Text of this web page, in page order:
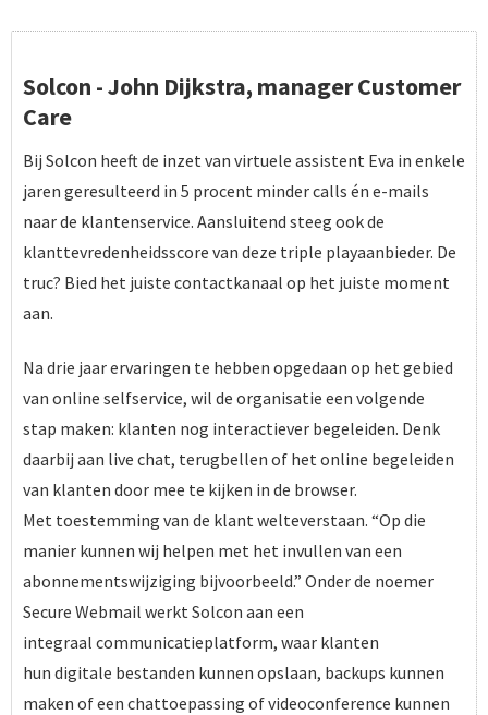
Solcon - John Dijkstra, manager Customer
Care
Bij Solcon heeft de inzet van virtuele assistent Eva in enkele
jaren geresulteerd in 5 procent minder calls én e-mails
naar de klantenservice. Aansluitend steeg ook de
klanttevredenheidsscore van deze triple playaanbieder. De
truc? Bied het juiste contactkanaal op het juiste moment
aan.
Na drie jaar ervaringen te hebben opgedaan op het gebied
van online selfservice, wil de organisatie een volgende
stap maken: klanten nog interactiever begeleiden. Denk
daarbij aan live chat, terugbellen of het online begeleiden
van klanten door mee te kijken in de browser.
Met toestemming van de klant welteverstaan. “Op die
manier kunnen wij helpen met het invullen van een
abonnementswijziging bijvoorbeeld.” Onder de noemer
Secure Webmail werkt Solcon aan een
integraal communicatieplatform, waar klanten
hun digitale bestanden kunnen opslaan, backups kunnen
maken of een chattoepassing of videoconference kunnen